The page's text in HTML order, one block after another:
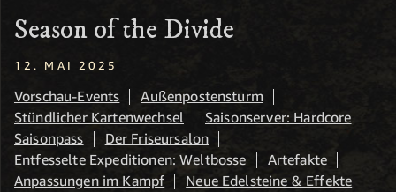
Season of the Divide
12. MAI 2025
Vorschau-Events
Außenpostensturm
Stündlicher Kartenwechsel
Saisonserver: Hardcore
Saisonpass
Der Friseursalon
Entfesselte Expeditionen: Weltbosse
Artefakte
Anpassungen im Kampf
Neue Edelsteine & Effekte